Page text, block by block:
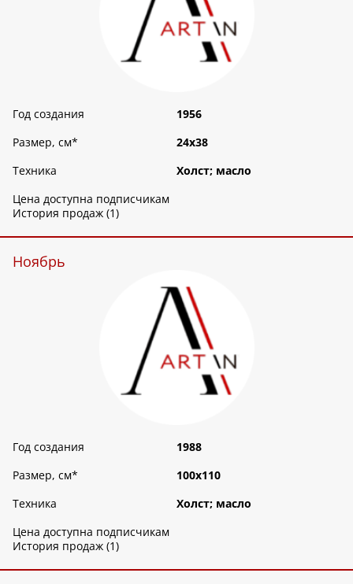
Год создания
1956
Размер, см*
24х38
Техника
Холст; масло
Цена доступна подписчикам
История продаж (1)
Ноябрь
Год создания
1988
Размер, см*
100х110
Техника
Холст; масло
Цена доступна подписчикам
История продаж (1)